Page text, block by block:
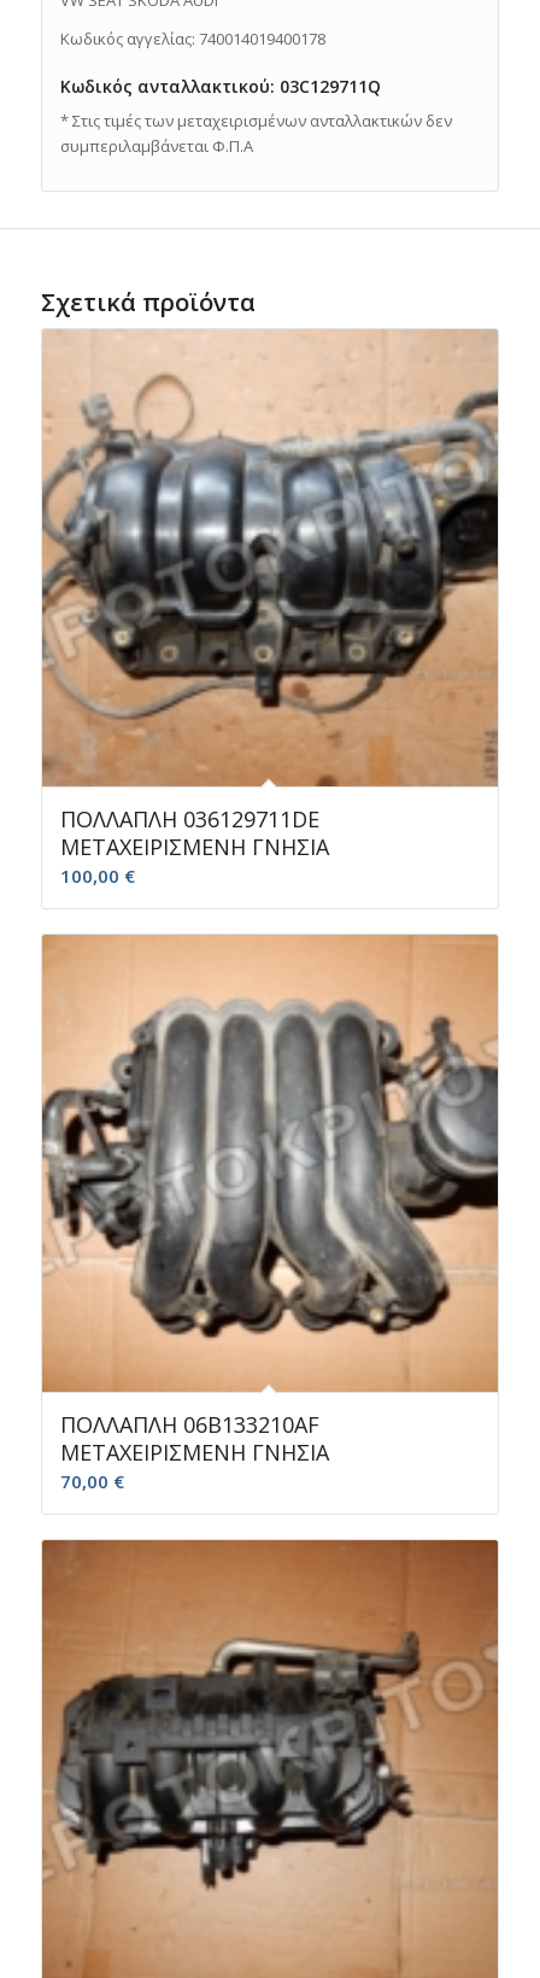
Κωδικός αγγελίας: 740014019400178
Κωδικός ανταλλακτικού: 03C129711Q
* Στις τιμές των μεταχειρισμένων ανταλλακτικών δεν
συμπεριλαμβάνεται Φ.Π.Α
Σχετικά προϊόντα
ΠΟΛΛΑΠΛΗ 036129711DE
ΜΕΤΑΧΕΙΡΙΣΜΕΝΗ ΓΝΗΣΙΑ
100,00 €
ΠΟΛΛΑΠΛΗ 06B133210AF
ΜΕΤΑΧΕΙΡΙΣΜΕΝΗ ΓΝΗΣΙΑ
70,00 €